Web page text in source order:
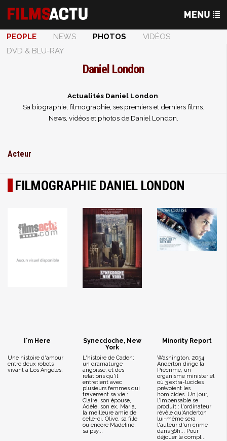
PEOPLE NEWS PHOTOS
VIDÉOS
DVD & BLU-RAY
Daniel London
Actualités Daniel London
Sa biographie, filmographie, ses premiers et derniers films.
News, vidéos et photos de Daniel London.
Acteur
FILMOGRAPHIE DANIEL LONDON
I'm Here
Une histoire d'amour
entre deux robots
vivant à Los Angeles.
Synecdoche, New
York
L'histoire de Caden;
un dramaturge
angoissé, et des
relations qu'il
entretient avec
plusieurs femmes qui
traversent sa vie :
Claire, son épouse,
Adèle, son ex, Maria,
la meilleure amie de
celle-ci, Olive, sa fille
ou encore Madeline,
sa psy...
Minority Report
Washington, 2054.
Anderton dirige la
Précrime, un
organisme ministériel
où 3 extra-lucides
prévoient les
homicides. Un jour,
l'impensable se
produit : l'ordinateur
révèle qu'Anderton
lui-même sera
l'auteur d'un crime
dans 36h... Pour
déjouer le compl...